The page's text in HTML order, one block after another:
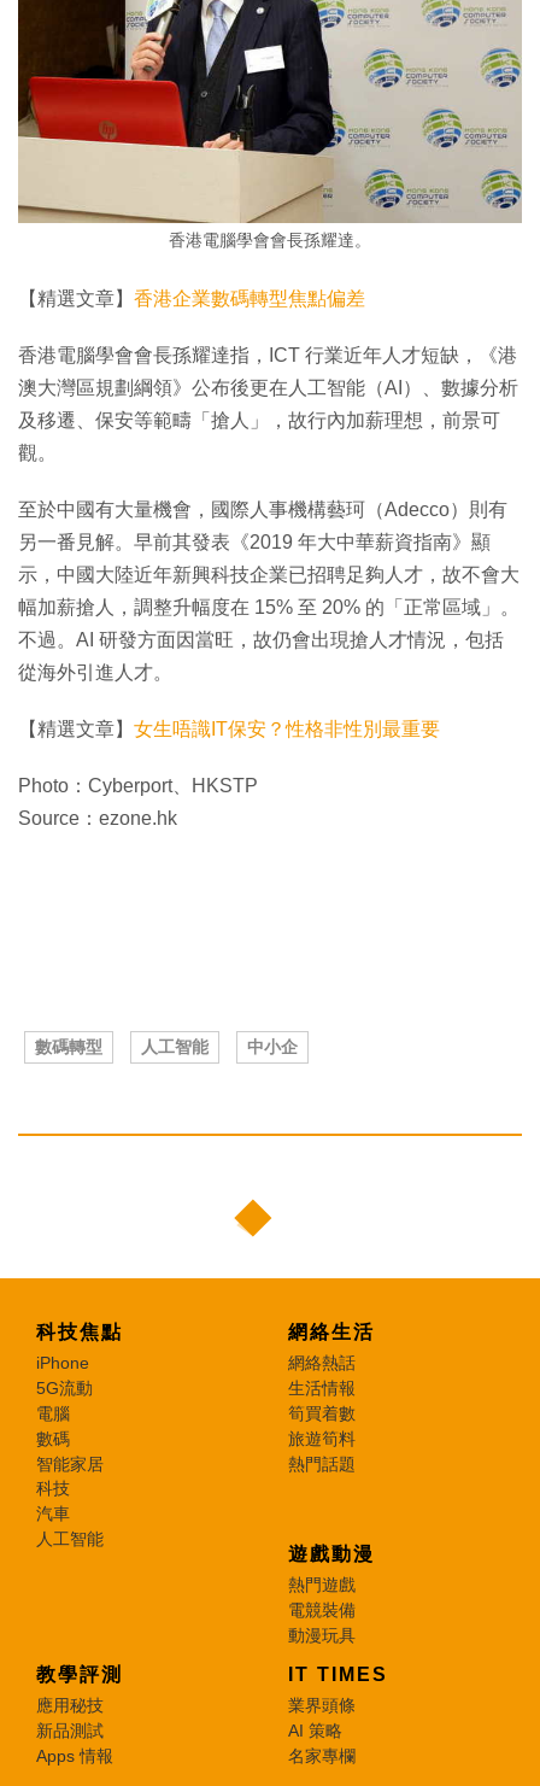
香港電腦學會會長孫耀達。
【精選文章】 香港企業數碼轉型焦點偏差
香港電腦學會會長孫耀達指，ICT 行業近年人才短缺，《港
澳大灣區規劃綱領》公布後更在人工智能（AI）、數據分析
及移遷、保安等範疇「搶人」，故行內加薪理想，前景可
觀。
至於中國有大量機會，國際人事機構藝珂（Adecco）則有
另一番見解。早前其發表《2019 年大中華薪資指南》顯
示，中國大陸近年新興科技企業已招聘足夠人才，故不會大
幅加薪搶人，調整升幅度在 15% 至 20% 的「正常區域」。
不過。AI 研發方面因當旺，故仍會出現搶人才情況，包括
從海外引進人才。
【精選文章】 女生唔識IT保安？性格非性別最重要
Photo：Cyberport、HKSTP
Source：ezone.hk
數碼轉型 人工智能 中小企
科技焦點
iPhone
5G流動
電腦
數碼
智能家居
科技
汽車
人工智能
網絡生活
網絡熱話
生活情報
筍買着數
旅遊筍料
熱門話題
遊戲動漫
熱門遊戲
電競裝備
動漫玩具
教學評測
應用秘技
新品測試
Apps 情報
IT TIMES
業界頭條
AI 策略
名家專欄